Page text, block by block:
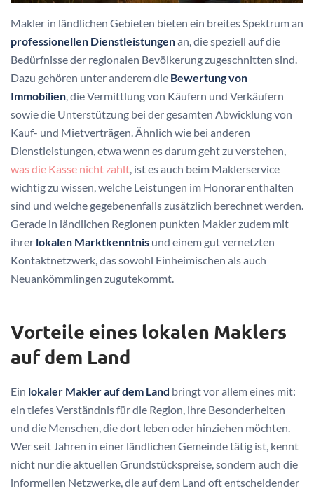
Makler in ländlichen Gebieten bieten ein breites Spektrum an
professionellen Dienstleistungenan, die speziell auf die
Bedürfnisse der regionalen Bevölkerung zugeschnitten sind.
Dazu gehören unter anderem die Bewertung von
Immobilien, die Vermittlung von Käufern und Verkäufern
sowie die Unterstützung bei der gesamten Abwicklung von
Kauf- und Mietverträgen. Ähnlich wie bei anderen
Dienstleistungen, etwa wenn es darum geht zu verstehen,
was die Kasse nicht zahlt, ist es auch beim Maklerservice
wichtig zu wissen, welche Leistungen im Honorar enthalten
sind und welche gegebenenfalls zusätzlich berechnet werden.
Gerade in ländlichen Regionen punkten Makler zudem mit
ihrer lokalen Marktkenntnis und einem gut vernetzten
Kontaktnetzwerk, das sowohl Einheimischen als auch
Neuankömmlingen zugutekommt.
Vorteile eines lokalen Maklers
auf dem Land
Ein lokaler Makler auf dem Land bringt vor allem eines mit:
ein tiefes Verständnis für die Region, ihre Besonderheiten
und die Menschen, die dort leben oder hinziehen möchten.
Wer seit Jahren in einer ländlichen Gemeinde tätig ist, kennt
nicht nur die aktuellen Grundstückspreise, sondern auch die
informellen Netzwerke, die auf dem Land oft entscheidender